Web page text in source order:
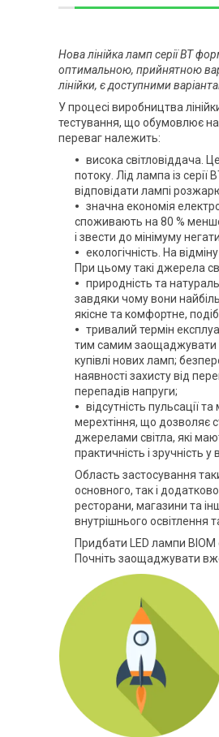
Нова лінійка ламп серії ВТ
оптимальною, прийнятною
лінійки, є доступними
У процесі виробництва
тестування, що обумовлює
переваг належить:
висока світловіддача.
потоку. Лід лампа із серії
відповідати лампі
значна економія
споживають на 80 % менше
і звести до мінімуму
екологічність. На
При цьому такі джерела
природність та
завдяки чому вони
якісне та комфортне,
тривалий термін
тим самим заощаджувати не
купівлі нових ламп;
наявності захисту від
перепадів напруги;
відсутність пульсації
мерехтіння, що дозволяє
джерелами світла, які
практичність і зручність
Область застосування
основного, так і
ресторани, магазини та
внутрішнього освітлення
Придбати LED лампи BIOM
Почніть заощаджувати